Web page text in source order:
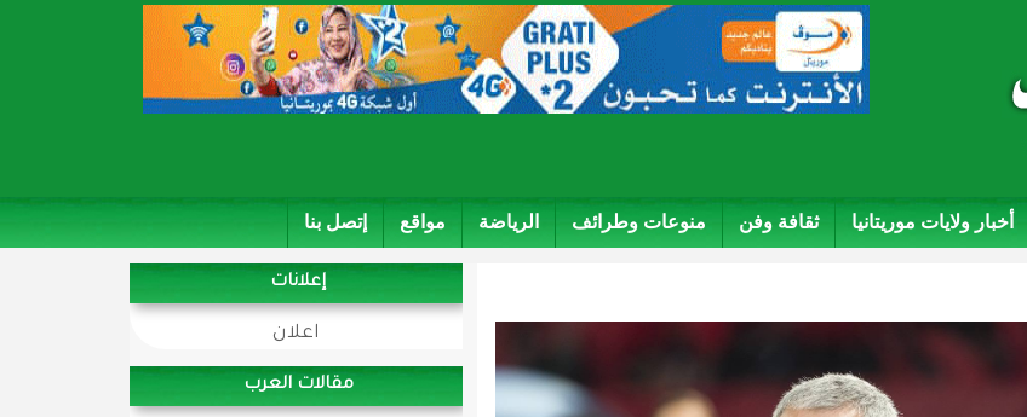
أخبار ولايات موريتانيا ثقافة وفن منوعات وطرائف الرياضة مواقع إتصل بنا
إعلانات
اعلان
مقالات العرب